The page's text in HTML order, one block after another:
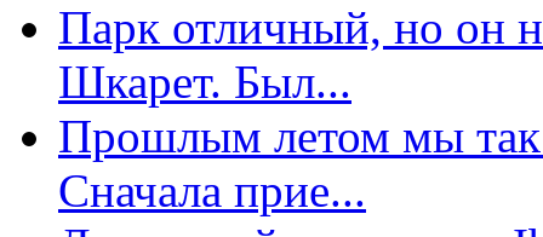
Парк отличный, но он
Шкарет. Был...
Прошлым летом мы так
Сначала прие...